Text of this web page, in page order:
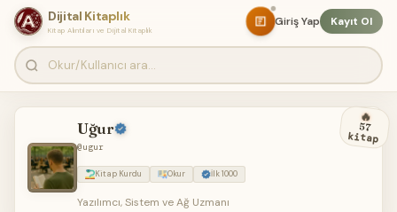
Dijital Kitaplık
Kitap Alıntıları ve Dijital Kitaplık
Giriş Yap Kayıt Ol
Uğur
🔥
57
kitap
@ugur
Kitap Kurdu Okur İlk 1000
Yazılımcı, Sistem ve Ağ Uzmanı